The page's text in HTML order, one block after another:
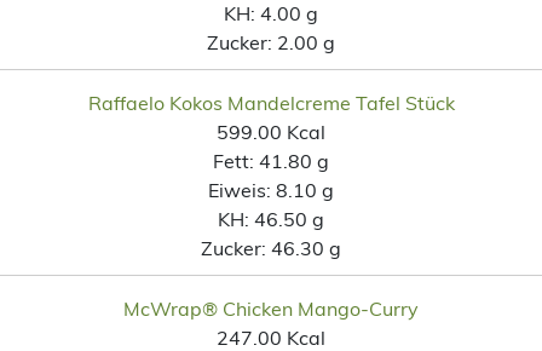
KH: 4.00 g
Zucker: 2.00 g
Raffaelo Kokos Mandelcreme Tafel Stück
599.00 Kcal
Fett: 41.80 g
Eiweis: 8.10 g
KH: 46.50 g
Zucker: 46.30 g
McWrap® Chicken Mango-Curry
247.00 Kcal